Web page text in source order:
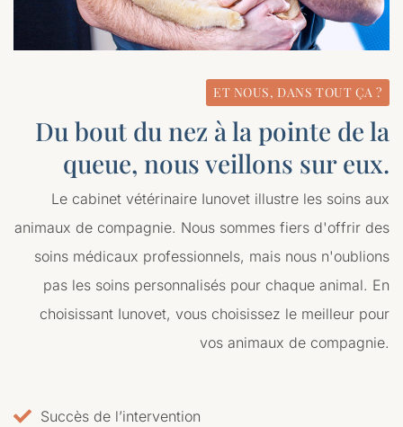
ET NOUS, DANS TOUT ÇA ?
Du bout du nez à la pointe de la
queue, nous veillons sur eux.
Le cabinet vétérinaire Iunovet illustre les soins aux
animaux de compagnie. Nous sommes fiers d'offrir des
soins médicaux professionnels, mais nous n'oublions
pas les soins personnalisés pour chaque animal. En
choisissant Iunovet, vous choisissez le meilleur pour
vos animaux de compagnie.
Succès de l’intervention